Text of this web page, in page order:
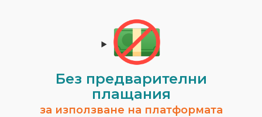
Без предварителни
плащания
за използване на платформата